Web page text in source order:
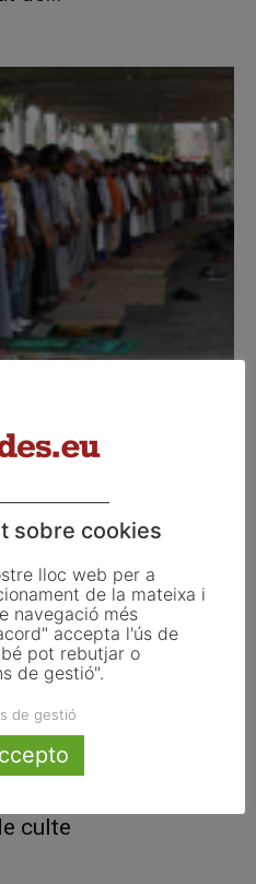
Catalunya
culte
sobre cookies
lloc web per a
de la mateixa i
navegació més
accepta l'ús de
pot rebutjar o
de gestió".
de gestió